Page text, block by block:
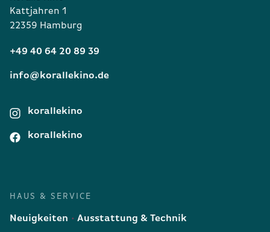
Kattjahren 1
22359 Hamburg
+49 40 64 20 89 39
info@korallekino.de
korallekino
korallekino
HAUS & SERVICE
Neuigkeiten Ausstattung & Technik